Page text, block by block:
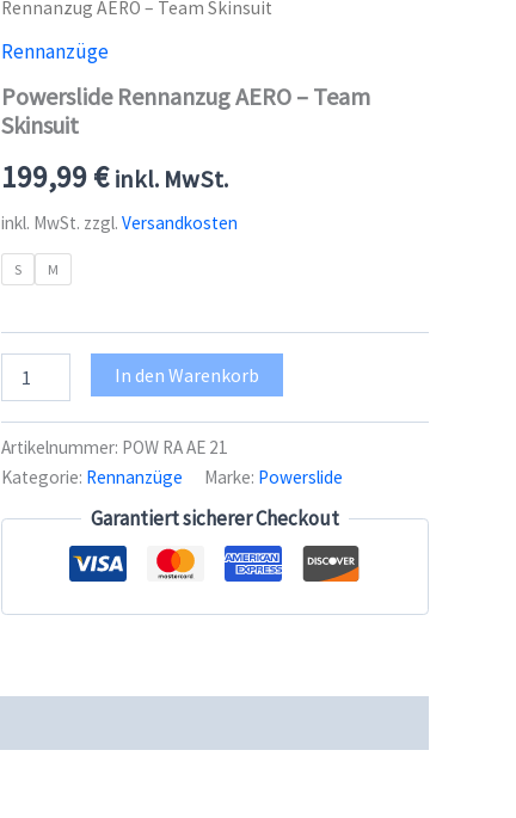
Rennanzug AERO – Team Skinsuit
Rennanzüge
Powerslide Rennanzug AERO – Team
Skinsuit
199,99€ inkl. MwSt.
inkl. MwSt. zzgl. Versandkosten
S M
Rennanzug
Team
Skinsuit
In den Warenkorb
Artikelnummer: POW RA AE 21
Kategorie: Rennanzüge Marke: Powerslide
Garantiert sicherer Checkout